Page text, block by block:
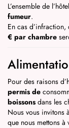
L’ensemble de
fumeur.
En cas d’infraction,
€ par chambre
Pour des raisons
permis de
boissons dans les
Nous vous invitons
que nous mettons